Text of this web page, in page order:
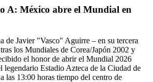
A: México abre el Mundial en
de Javier "Vasco" Aguirre – en su tercera
los Mundiales de Corea/Japón 2002 y
el honor de abrir el Mundial 2026
legendario Estadio Azteca de la Ciudad de
las 13:00 horas tiempo del centro de